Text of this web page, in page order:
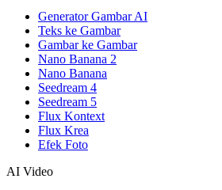
Generator Gambar AI
Teks ke Gambar
Gambar ke Gambar
Nano Banana 2
Nano Banana
Seedream 4
Seedream 5
Flux Kontext
Flux Krea
Efek Foto
AI Video